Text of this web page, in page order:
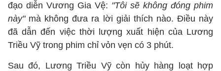
đạo diễn Vương Gia Vệ: "Tôi sẽ không đóng phim
này"mà không đưa ra lời giải thích nào. Điều này
đã dẫn đến việc thời lượng xuất hiện của Lương
Triều Vỹ trong phim chỉ vỏn vẹn có 3 phút.
Sau đó, Lương Triều Vỹ còn hủy hàng loạt hợp